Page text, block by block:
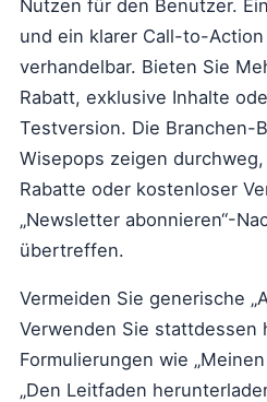
Nutzen für den Benutzer.
und ein klarer Call-to-
verhandelbar. Bieten Sie
Rabatt, exklusive Inhalte
Testversion. Die Branchen-
Wisepops zeigen
Rabatte oder kostenloser
„Newsletter abonnieren“-
übertreffen.
Vermeiden Sie generische
Verwenden Sie stattdessen
Formulierungen wie
„Den Leitfaden